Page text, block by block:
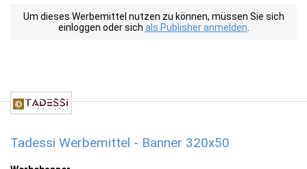
Um dieses Werbemittel nutzen zu können, müssen Sie sich
einloggen oder sich als Publisher anmelden
Tadessi Werbemittel - Banner 320x50